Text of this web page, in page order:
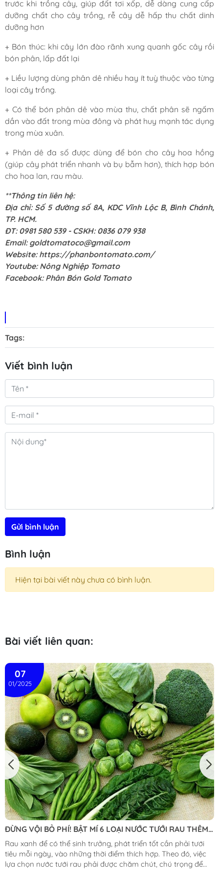
trước khi trồng cây, giúp đất tơi xốp, dễ dàng cung cấp
dưỡng chất cho cây trồng, rễ cây dễ hấp thu chất dinh
dưỡng hơn
+ Bón thúc: khi cây lớn đào rãnh xung quanh gốc cây rồi
bón phân, lấp đất lại
+ Liều lượng dùng phân dê nhiều hay ít tuỳ thuộc vào từng
loại cây trồng.
+ Có thể bón phân dê vào mùa thu, chất phân sẽ ngấm
dần vào đất trong mùa đông và phát huy mạnh tác dụng
trong mùa xuân.
+ Phân dê đa số được dùng để bón cho cây hoa hồng
(giúp cây phát triển nhanh và bụ bẫm hơn), thích hợp bón
cho hoa lan, rau màu.
**Thông tin liên hệ:
Địa chỉ: Số 5 đường số 8A, KDC Vĩnh Lộc B, Bình Chánh,
TP. HCM.
ĐT: 0981 580 539 - CSKH: 0836 079 938
Email: goldtomatoco@gmail.com
Website: https://phanbontomato.com/
Youtube: Nông Nghiệp Tomato
Facebook: Phân Bón Gold Tomato
Tags:
Viết bình luận
Gửi bình luận
Bình luận
Hiện tại bài viết này chưa có bình luận.
Bài viết liên quan:
07
01/2025
ĐỪNG VỘI BỎ PHÍ! BẬT MÍ 6 LOẠI NƯỚC TƯỚI RAU THÊM
XANH TỐT
Rau xanh để có thể sinh trưởng, phát triển tốt cần phải tưới
tiêu mỗi ngày, vào những thời điểm thích hợp. Theo đó, việc
lựa chọn nước tưới rau phải được chăm chút, chú trọng để